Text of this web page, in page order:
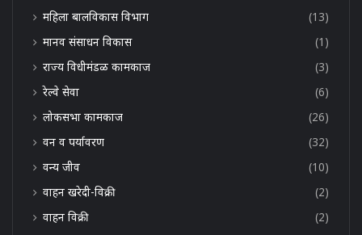
महिला बालविकास विभाग
(13)
मानव संसाधन विकास
(1)
राज्य विधीमंडळ कामकाज
(3)
रेल्वे सेवा
(6)
लोकसभा कामकाज
(26)
वन व पर्यावरण
(32)
वन्य जीव
(10)
वाहन खरेदी-विक्री
(2)
वाहन विक्री
(2)